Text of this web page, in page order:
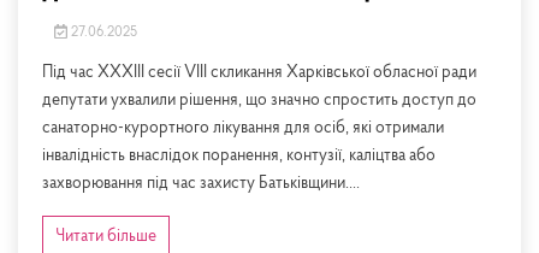
27.06.2025
Під час XXXIII сесії VIII скликання Харківської обласної ради
депутати ухвалили рішення, що значно спростить доступ до
санаторно-курортного лікування для осіб, які отримали
інвалідність внаслідок поранення, контузії, каліцтва або
захворювання під час захисту Батьківщини....
Читати більше